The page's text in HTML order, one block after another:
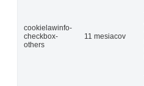
cookielawinfo-
checkbox-
others
11 mesiacov